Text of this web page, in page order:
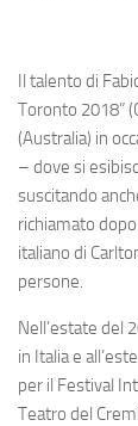
Il talento di
Toronto 2018”
(Australia) in
– dove si
suscitando
richiamato
italiano di
persone.
Nell’estate del
in Italia e
per il Festival
Teatro del